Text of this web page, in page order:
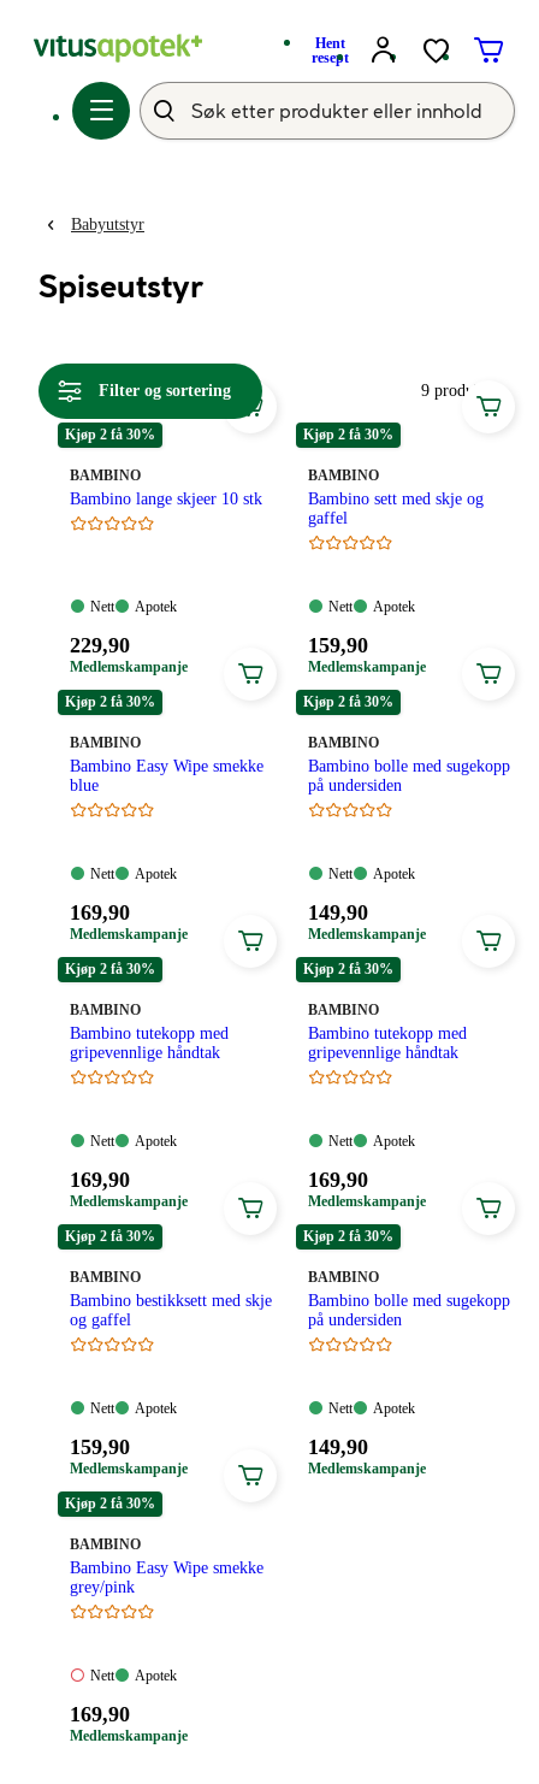
Hent
resept
Babyutstyr
Spiseutstyr
Filter og sortering 9 produkter
Kjøp 2 få 30%
MERKE:
BAMBINO
Bambino lange skjeer 10 stk
Nett:
Nett
Apotek:
Apotek
Pris:
229,90
kroner.
229,90
Medlemskampanje
Kjøp 2 få 30%
MERKE:
BAMBINO
Bambino sett med skje og
gaffel
Nett:
Nett
Apotek:
Apotek
Pris:
159,90
kroner.
159,90
Medlemskampanje
Kjøp 2 få 30%
MERKE:
BAMBINO
Bambino Easy Wipe smekke
blue
Nett:
Nett
Apotek:
Apotek
Pris:
169,90
kroner.
169,90
Medlemskampanje
Kjøp 2 få 30%
MERKE:
BAMBINO
Bambino bolle med sugekopp
på undersiden
Nett:
Nett
Apotek:
Apotek
Pris:
149,90
kroner.
149,90
Medlemskampanje
Kjøp 2 få 30%
MERKE:
BAMBINO
Bambino tutekopp med
gripevennlige håndtak
Nett:
Nett
Apotek:
Apotek
Pris:
169,90
kroner.
169,90
Medlemskampanje
Kjøp 2 få 30%
MERKE:
BAMBINO
Bambino tutekopp med
gripevennlige håndtak
Nett:
Nett
Apotek:
Apotek
Pris:
169,90
kroner.
169,90
Medlemskampanje
Kjøp 2 få 30%
MERKE:
BAMBINO
Bambino bestikksett med skje
og gaffel
Nett:
Nett
Apotek:
Apotek
Pris:
159,90
kroner.
159,90
Medlemskampanje
Kjøp 2 få 30%
MERKE:
BAMBINO
Bambino bolle med sugekopp
på undersiden
Nett:
Nett
Apotek:
Apotek
Pris:
149,90
149,90
Medlemskampanje
Kjøp 2 få 30%
MERKE:
BAMBINO
Bambino Easy Wipe smekke
grey/pink
Nett:
tilgjengelig
Nett
Apotek:
Apotek
Pris:
169,90
169,90
Medlemskampanje